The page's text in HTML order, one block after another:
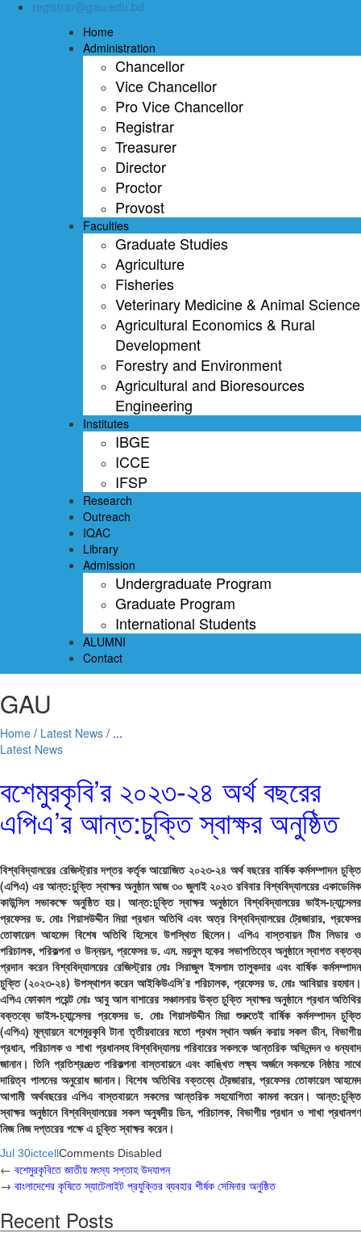
registrar@gau.edu.bd
Home
Administration
Chancellor
Vice Chancellor
Pro Vice Chancellor
Registrar
Treasurer
Director
Proctor
Provost
Faculties
Graduate Studies
Agriculture
Fisheries
Veterinary Medicine & Animal Science
Agricultural Economics & Rural
Development
Forestry and Environment
Agricultural and Bioresources
Engineering
Institutes
IBGE
ICCE
IFSP
Research
Outreach
IQAC
Library
Admission
Undergraduate Program
Graduate Program
International Students
ALUMNI
Contact
GAU
Home / Latest News / ...
Latest News
বশেমুরকৃবি’র ২০২৩-২৪ অর্থ বছরের
এপিএ’র আন্ত:চুক্তি স্বাক্ষর অনুষ্ঠিত
বিশ্ববিদ্যালয়ের রেজিস্ট্রার দপ্তর কর্তৃক আয়োজিত ২০২৩-২৪ অর্থ বছরের বার্ষিক কর্মসম্পাদন চুক্তি
(এপিএ) এর আন্ত:চুক্তি স্বাক্ষর অনুষ্ঠান আজ ৩০ জুলাই ২০২৩ রবিবার বিশ্ববিদ্যালয়ের একাডেমিক
কাউন্সিল সভাকক্ষে অনুষ্ঠিত হয়। আন্ত:চুক্তি স্বাক্ষর অনুষ্ঠানে বিশ্ববিদ্যালয়ের ভাইস-চ্যান্সেলর
প্রফেসর ড. মোঃ গিয়াসউদ্দীন মিয়া প্রধান অতিথি এবং অত্র বিশ্ববিদ্যালয়ের ট্রেজারার, প্রফেসর
তোফায়েল আহমেদ বিশেষ অতিথি হিসেবে উপস্থিত ছিলেন। এপিএ বাস্তবায়ন টিম লিডার ও
পরিচালক, পরিকল্পনা ও উন্নয়ন, প্রফেসর ড. এম. ময়নুল হকের সভাপতিত্বে অনুষ্ঠানে স্বাগত বক্তব্য
প্রদান করেন বিশ্ববিদ্যালয়ের রেজিস্ট্রার মোঃ সিরাজুল ইসলাম তালুকদার এবং বার্ষিক কর্মসম্পাদন
চুক্তি (২০২৩-২৪) উপস্থাপন করেন আইকিউএসি’র পরিচালক, প্রফেসর ড. মোঃ আবিয়ার রহমান।
এপিএ ফোকাল পয়েন্ট মোঃ আবু আল বাশারের সঞ্চালনায় উক্ত চুক্তি স্বাক্ষর অনুষ্ঠানে প্রধান অতিথির
বক্তব্যে ভাইস-চ্যান্সেলর প্রফেসর ড. মোঃ গিয়াসউদ্দীন মিয়া শুরুতেই বার্ষিক কর্মসম্পাদন চুক্তি
(এপিএ) মূল্যায়নে বশেমুরকৃবি টানা তৃতীয়বারের মতো প্রথম স্থান অর্জন করায় সকল ডীন, বিভাগীয়
প্রধান, পরিচালক ও শাখা প্রধানসহ বিশ্ববিদ্যালয় পরিবারের সকলকে আন্তরিক অভিনন্দন ও ধন্যবাদ
জানান। তিনি প্রতিশ্রæত পরিকল্পনা বাস্তবায়নে এবং কাঙ্খিত লক্ষ্য অর্জনে সকলকে নিষ্ঠার সাথে
দায়িত্ব পালনের অনুরোধ জানান। বিশেষ অতিথির বক্তব্যে ট্রেজারার, প্রফেসর তোফায়েল আহমেদ
আগামী অর্থবছরের এপিএ বাস্তবায়নে সকলের আন্তরিক সহযোগিতা কামনা করেন। আন্ত:চুক্তি
স্বাক্ষর অনুষ্ঠানে বিশ্ববিদ্যালয়ের সকল অনুষদীয় ডিন, পরিচালক, বিভাগীয় প্রধান ও শাখা প্রধানগণ
নিজ নিজ দপ্তরের পক্ষে এ চুক্তি স্বাক্ষর করেন।
Jul 30ictcellComments Disabled
← বশেমুরকৃবিতে জাতীয় মৎস্য সপ্তাহ উদযাপন
→ বাংলাদেশের কৃষিতে স্যাটেলাইট প্রযুক্তির ব্যবহার শীর্ষক সেমিনার অনুষ্ঠিত
Recent Posts